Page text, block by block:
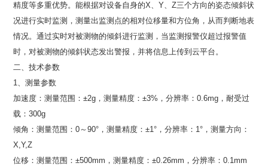
精度等多重优势。能根据对设备自身的X、Y、Z三个方向的姿态倾斜状
况进行实时监测，测量出监测点的相对位移量和方位角，从而判断地表
情况。通过实时对被测物的倾斜进行监测，当监测报警仪超过报警值
时，对被测物的倾斜状态发出警报，并将信息上传到云平台。
二、技术参数
1、测量参数
加速度：测量范围：±2g，测量精度：±3%，分辨率：0.6mg，耐受过
载：300g
倾角：测量范围：0～90°，测量精度：±1°，分辨率：1°，测量方向：
X,Y,Z
位移：测量范围：±500mm，测量精度：±0.26mm，分辨率：0.1mm